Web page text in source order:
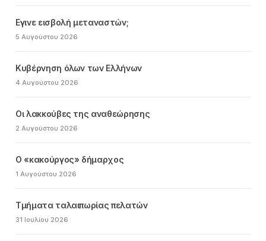
Εγινε εισβολή μεταναστών;
5 Αυγούστου 2026
Κυβέρνηση όλων των Ελλήνων
4 Αυγούστου 2026
Οι λακκούβες της αναθεώρησης
2 Αυγούστου 2026
Ο «κακούργος» δήμαρχος
1 Αυγούστου 2026
Τμήματα ταλαιπωρίας πελατών
31 Ιουλίου 2026